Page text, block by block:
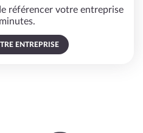
référencer votre entreprise
ENTREPRISE